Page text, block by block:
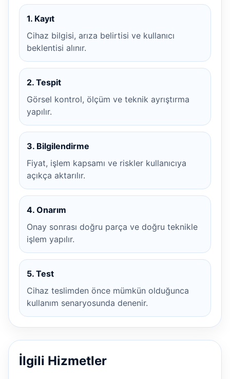
1. Kayıt
Cihaz bilgisi, arıza belirtisi ve kullanıcı
beklentisi alınır.
2. Tespit
Görsel kontrol, ölçüm ve teknik ayrıştırma
yapılır.
3. Bilgilendirme
Fiyat, işlem kapsamı ve riskler kullanıcıya
açıkça aktarılır.
4. Onarım
Onay sonrası doğru parça ve doğru teknikle
işlem yapılır.
5. Test
Cihaz teslimden önce mümkün olduğunca
kullanım senaryosunda denenir.
İlgili Hizmetler